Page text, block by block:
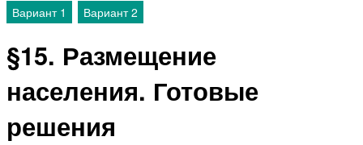
Вариант 1 Вариант 2
§15. Размещение
населения. Готовые
решения